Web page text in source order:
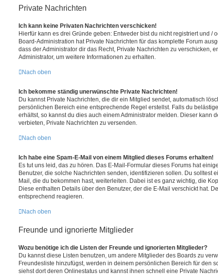
Private Nachrichten
Ich kann keine Privaten Nachrichten verschicken!
Hierfür kann es drei Gründe geben: Entweder bist du nicht registriert und /
Board-Administration hat Private Nachrichten für das komplette Forum
dass der Administrator dir das Recht, Private Nachrichten zu verschicken,
Administrator, um weitere Informationen zu erhalten.
Nach oben
Ich bekomme ständig unerwünschte Private Nachrichten!
Du kannst Private Nachrichten, die dir ein Mitglied sendet, automatisch
persönlichen Bereich eine entsprechende Regel erstellst. Falls du
erhältst, so kannst du dies auch einem Administrator melden. Dieser kann
verbieten, Private Nachrichten zu versenden.
Nach oben
Ich habe eine Spam-E-Mail von einem Mitglied dieses Forums erhalten!
Es tut uns leid, das zu hören. Das E-Mail-Formular dieses Forums hat
Benutzer, die solche Nachrichten senden, identifizieren sollen. Du solltest
Mail, die du bekommen hast, weiterleiten. Dabei ist es ganz wichtig, die
Diese enthalten Details über den Benutzer, der die E-Mail verschickt hat.
entsprechend reagieren.
Nach oben
Freunde und ignorierte Mitglieder
Wozu benötige ich die Listen der Freunde und ignorierten Mitglieder?
Du kannst diese Listen benutzen, um andere Mitglieder des Boards zu
Freundesliste hinzufügst, werden in deinem persönlichen Bereich für den
siehst dort deren Onlinestatus und kannst ihnen schnell eine Private